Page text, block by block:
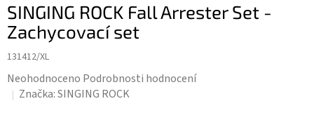
SINGING ROCK Fall Arrester Set -
Zachycovací set
131412/XL
Průměrné
hodnocení
Neohodnoceno Podrobnosti hodnocení
Značka:SINGING ROCK